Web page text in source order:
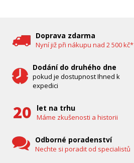
Doprava zdarma
Nyní již při nákupu nad 2 500 kč*
Dodání do druhého dne
pokud je dostupnost Ihned k
expedici
let na trhu
Máme zkušenosti a historii
Odborné poradenství
Nechte si poradit od specialistů